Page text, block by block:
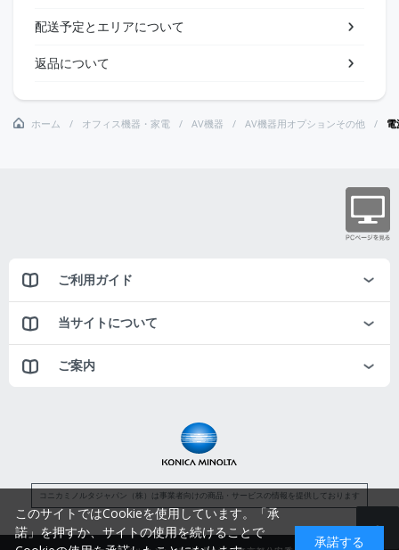
配送予定とエリアについて
返品について
ホーム オフィス機器・家電 AV機器 AV機器用オプションその他
ご利用ガイド
当サイトについて
ご案内
コニカミノルタジャパン（株）は事業者向けの商品・サービスの情報を提供しております
このサイトではCookieを使用しています。「承
諾」を押すか、サイトの使用を続けることで
承諾する